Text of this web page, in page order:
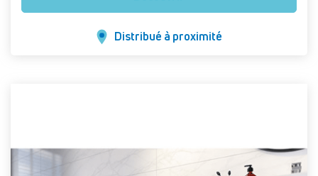
Distribué à proximité